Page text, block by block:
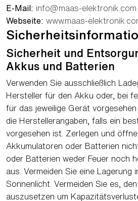
E-Mail: info@maas-elektronik.com
Webseite: www.maas-
Sicherheit und
Akkus und Batterien
Verwenden Sie ausschließlich
Hersteller für den Akku oder, bei
für das jeweilige Gerät
die Herstellerangaben, falls ein
vorgesehen ist. Zerlegen und
Akkumulatoren oder Batterien
oder Batterien weder Feuer noch
aus. Vermeiden Sie eine Lagerung
Sonnenlicht. Vermeiden Sie es,
auszusetzen um